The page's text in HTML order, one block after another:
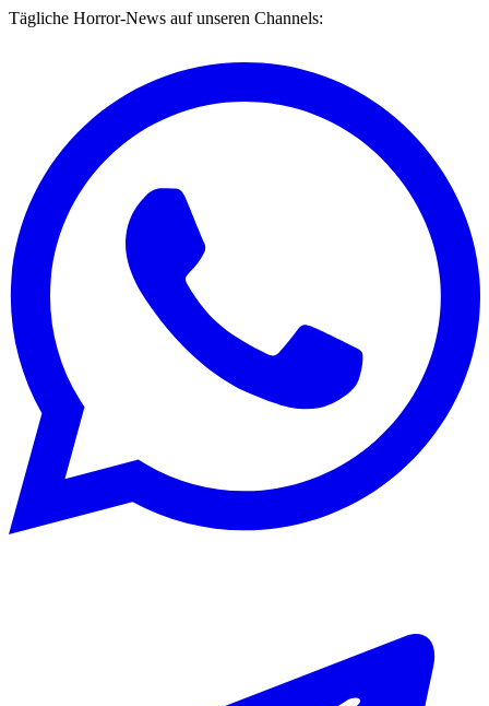
Tägliche Horror-News auf unseren Channels: